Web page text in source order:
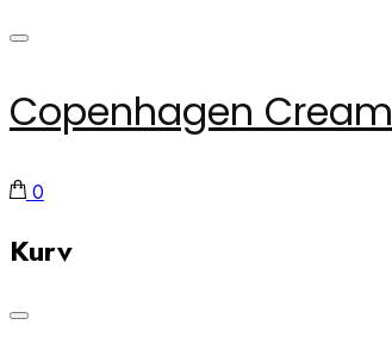
Copenhagen Cream
0
Kurv